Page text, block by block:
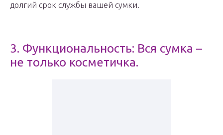
долгий срок службы вашей сумки.
3. Функциональность: Вся сумка –
не только косметичка.